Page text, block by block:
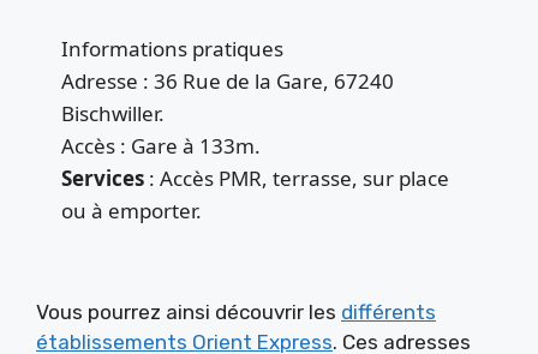
Informations pratiques
Adresse : 36 Rue de la Gare, 67240
Bischwiller.
Accès : Gare à 133m.
Services : Accès PMR, terrasse, sur place
ou à emporter.
Vous pourrez ainsi découvrir les différents
établissements Orient Express. Ces adresses